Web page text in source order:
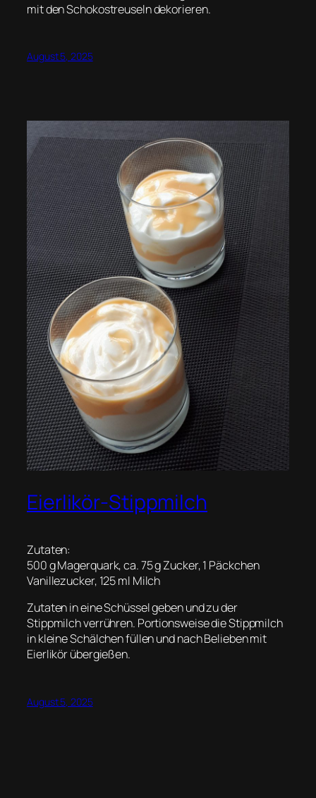
mit den Schokostreuseln dekorieren.
August 5, 2025
Eierlikör-Stippmilch
Zutaten:
500 g Magerquark, ca. 75 g Zucker, 1 Päckchen
Vanillezucker, 125 ml Milch
Zutaten in eine Schüssel geben und zu der
Stippmilch verrühren. Portionsweise die Stippmilch
in kleine Schälchen füllen und nach Belieben mit
Eierlikör übergießen.
August 5, 2025